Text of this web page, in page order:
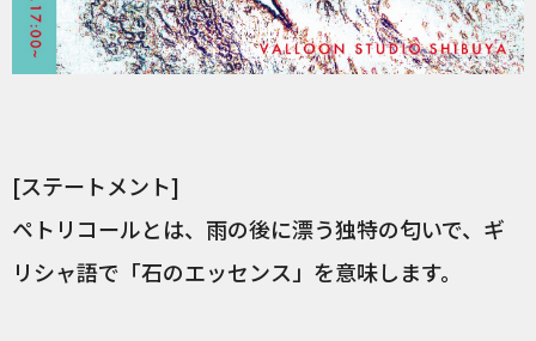
[ステートメント]
ペトリコールとは、雨の後に漂う独特の匂いで、ギ
リシャ語で「石のエッセンス」を意味します。